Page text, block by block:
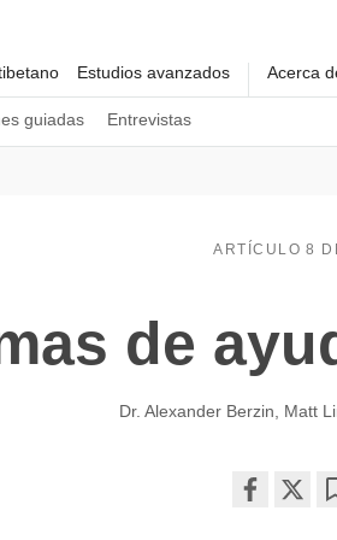
guiadas Entrevistas
Estudios avanzados Acerca
ARTÍCULO 8
de
Dr. Alexander Berzin Matt